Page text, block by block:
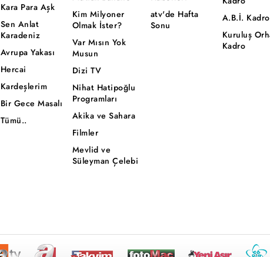
Kara Para Aşk
Sen Anlat
Karadeniz
Avrupa Yakası
Hercai
Kardeşlerim
Bir Gece Masalı
Tümü..
Kim Milyoner
Olmak İster?
Var Mısın Yok
Musun
Dizi TV
Nihat Hatipoğlu
Programları
Akika ve Sahara
Filmler
Mevlid ve
Süleyman Çelebi
atv'de Hafta
Sonu
A.B.İ. Kadro
Kuruluş
Kadro